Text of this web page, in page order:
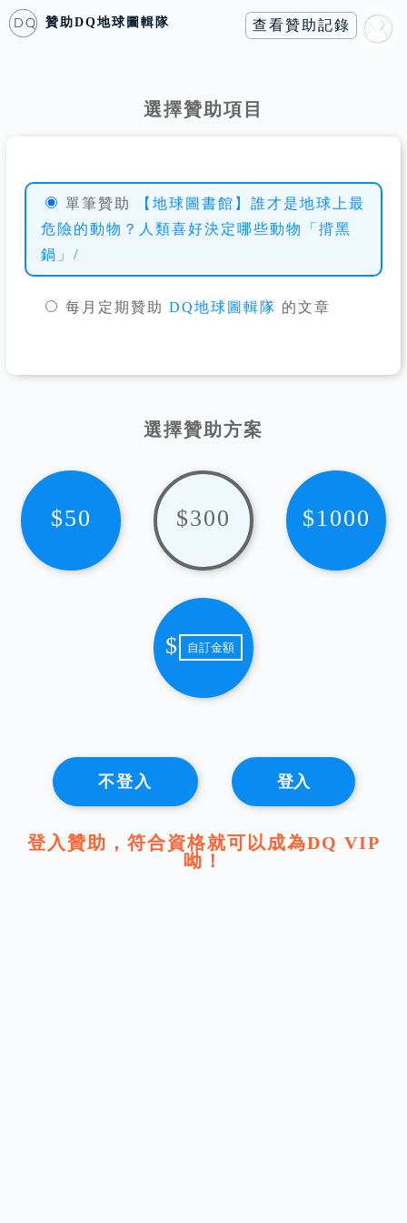
DQ 贊助DQ地球圖輯隊 查看贊助記錄
選擇贊助項目
單筆贊助
【地球圖書館】誰才是地球上最
危險的動物？人類喜好決定哪些動物「揹黑
鍋」/
每月定期贊助 DQ地球圖輯隊 的文章
選擇贊助方案
$50 $300 $1000
$
不登入 登入
登入贊助，符合資格就可以成為DQ VIP
呦！